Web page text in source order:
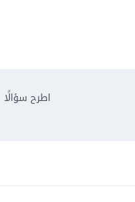
اطرح سؤالًا